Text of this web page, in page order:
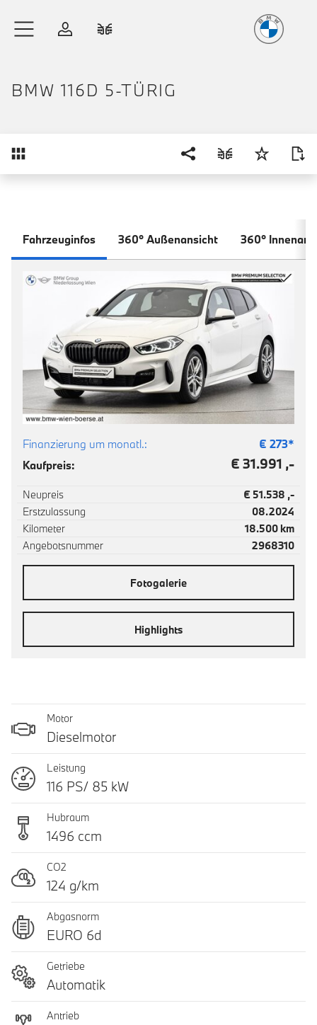
Anmelden
BMW 116D 5-TÜRIG
Fahrzeuginfos 360° Außenansicht 360°
Finanzierung um monatl.: € 273*
Kaufpreis:
€ 31.991 ,-
Neupreis
€ 51.538 ,-
Erstzulassung
08.2024
Kilometer
18.500 km
Angebotsnummer
2968310
Fotogalerie
Highlights
Motor
Dieselmotor
Leistung
116 PS/ 85 kW
Hubraum
1496 ccm
CO2
124 g/km
Abgasnorm
EURO 6d
Getriebe
Automatik
Antrieb